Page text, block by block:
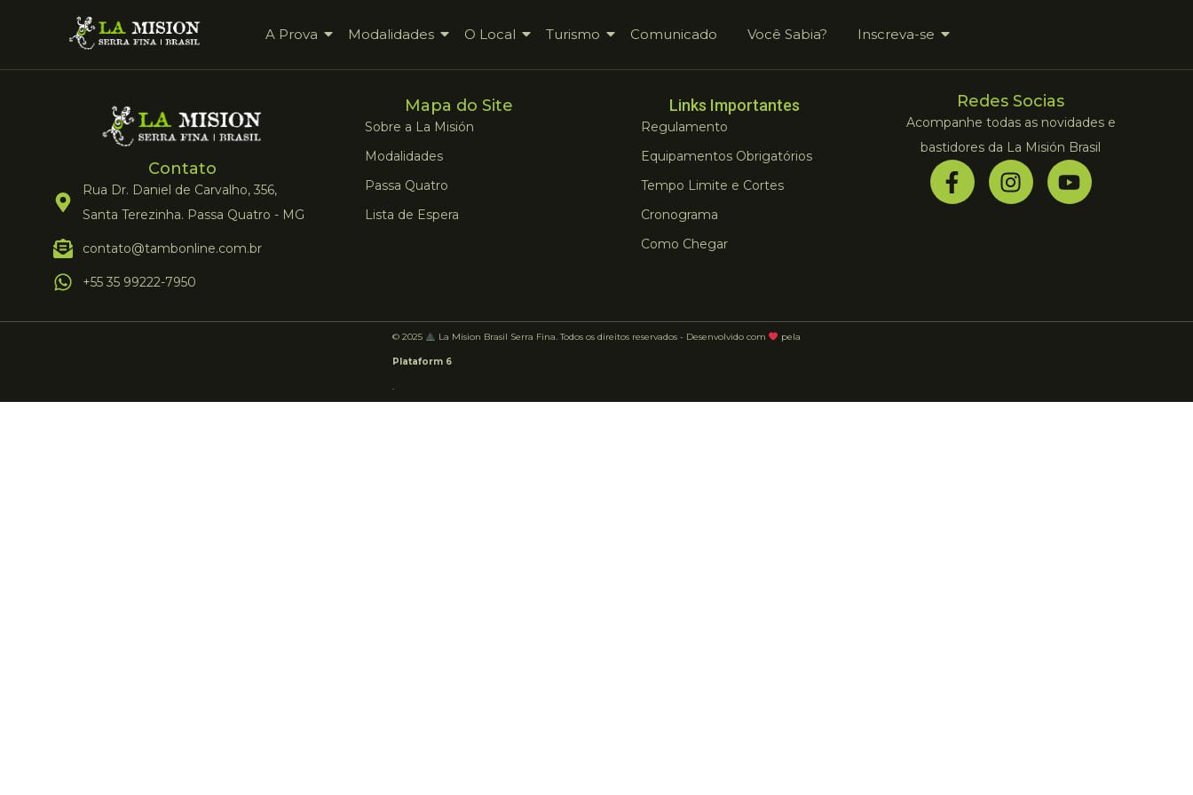
A Prova Modalidades O Local Turismo Comunicado Você Sabia? Inscreva-se
Contato
Rua Dr. Daniel de Carvalho, 356,
Santa Terezinha. Passa Quatro - MG
contato@tambonline.com.br
+55 35 99222-7950
Mapa do Site
Sobre a La Misión
Modalidades
Passa Quatro
Lista de Espera
Links Importantes
Regulamento
Equipamentos Obrigatórios
Tempo Limite e Cortes
Cronograma
Como Chegar
Redes Socias
Acompanhe todas as novidades e
bastidores da La Misión Brasil
© 2025 La Mision Brasil Serra Fina. Todos os direitos reservados - Desenvolvido com pela
Plataform 6
.